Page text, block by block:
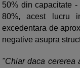
50% din capacitate
80%, acest lucru
excedentara de
negative asupra
"Chiar daca cererea